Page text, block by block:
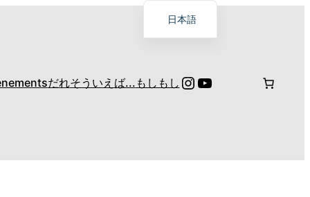
だれそういえば... もしもし Instagram
YouTube
日本語